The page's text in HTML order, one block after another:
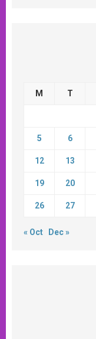
M T
5 6
12 13
19 20
26 27
« Oct Dec »